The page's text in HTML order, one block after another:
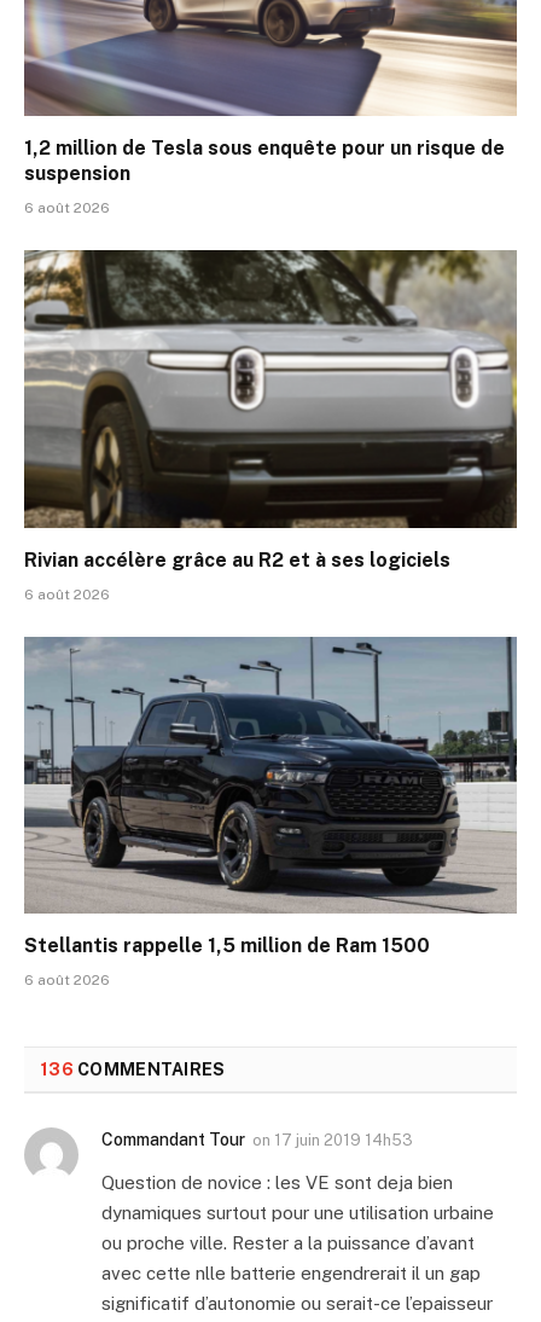
1,2 million de Tesla sous enquête pour un risque de
suspension
6 août 2026
Rivian accélère grâce au R2 et à ses logiciels
6 août 2026
Stellantis rappelle 1,5 million de Ram 1500
6 août 2026
136 COMMENTAIRES
Commandant Tour on 17 juin 2019 14h53
Question de novice : les VE sont deja bien
dynamiques surtout pour une utilisation urbaine
ou proche ville. Rester a la puissance d’avant
avec cette nlle batterie engendrerait il un gap
significatif d’autonomie ou serait-ce l’epaisseur